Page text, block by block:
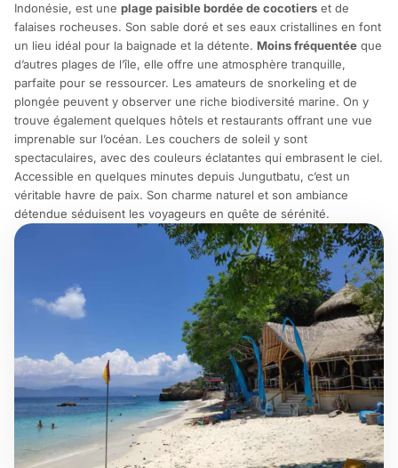
Indonésie, est une plage paisible bordée de cocotiers et de
falaises rocheuses. Son sable doré et ses eaux cristallines en font
un lieu idéal pour la baignade et la détente. Moins fréquentée que
d’autres plages de l’île, elle offre une atmosphère tranquille,
parfaite pour se ressourcer. Les amateurs de snorkeling et de
plongée peuvent y observer une riche biodiversité marine. On y
trouve également quelques hôtels et restaurants offrant une vue
imprenable sur l’océan. Les couchers de soleil y sont
spectaculaires, avec des couleurs éclatantes qui embrasent le ciel.
Accessible en quelques minutes depuis Jungutbatu, c’est un
véritable havre de paix. Son charme naturel et son ambiance
détendue séduisent les voyageurs en quête de sérénité.